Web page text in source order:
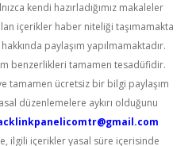
kendi hazırladığımız makaleler
içerikler haber niteliği taşımamakta
paylaşım yapılmamaktadır.
benzerlikleri tamamen tesadüfidir.
tamamen ücretsiz bir bilgi paylaşım
düzenlemelere aykırı olduğunu
ilgili içerikler yasal süre içerisinde